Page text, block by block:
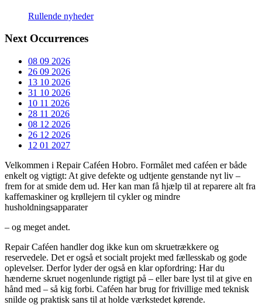
Rullende nyheder
Next Occurrences
08 09 2026
26 09 2026
13 10 2026
31 10 2026
10 11 2026
28 11 2026
08 12 2026
26 12 2026
12 01 2027
Velkommen i Repair Caféen Hobro. Formålet med caféen er både
enkelt og vigtigt: At give defekte og udtjente genstande nyt liv –
frem for at smide dem ud. Her kan man få hjælp til at reparere alt fra
kaffemaskiner og krøllejern til cykler og mindre
husholdningsapparater
– og meget andet.
Repair Caféen handler dog ikke kun om skruetrækkere og
reservedele. Det er også et socialt projekt med fællesskab og gode
oplevelser. Derfor lyder der også en klar opfordring: Har du
hænderne skruet nogenlunde rigtigt på – eller bare lyst til at give en
hånd med – så kig forbi. Caféen har brug for frivillige med teknisk
snilde og praktisk sans til at holde værkstedet kørende.